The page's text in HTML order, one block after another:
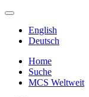
English
Deutsch
Home
Suche
MCS Weltweit